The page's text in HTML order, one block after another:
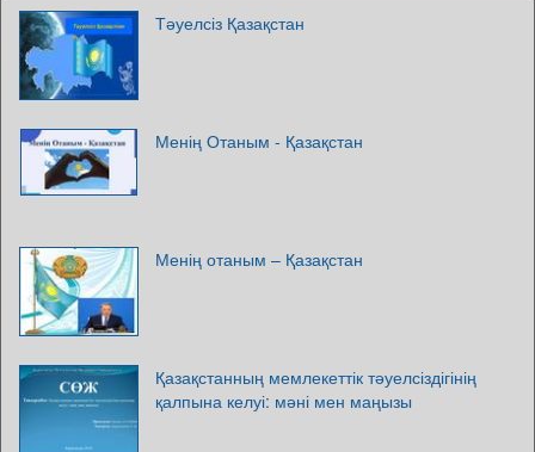
Тәуелсіз Қазақстан
Менің Отаным - Қазақстан
Менің отаным – Қазақстан
Қазақстанның мемлекеттік тәуелсіздігінің
қалпына келуі: мәні мен маңызы